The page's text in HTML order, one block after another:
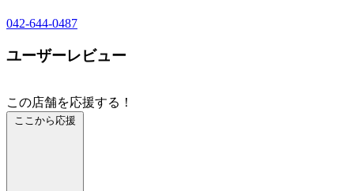
042-644-0487
ユーザーレビュー
この店舗を応援する！
ここから応援